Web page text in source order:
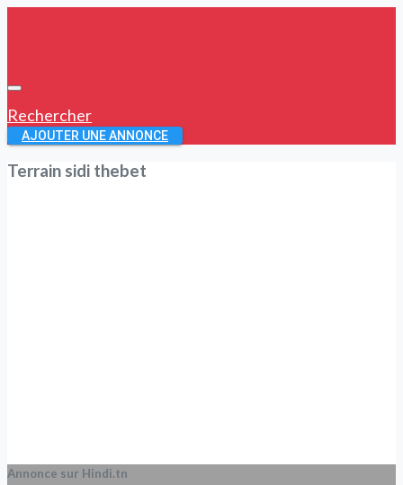
Rechercher
AJOUTER UNE ANNONCE
Terrain sidi thebet
Annonce sur Hindi.tn